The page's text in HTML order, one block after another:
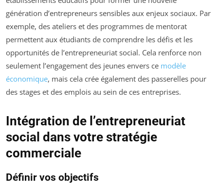
génération d’entrepreneurs sensibles aux enjeux sociaux. Par
exemple, des ateliers et des programmes de mentorat
permettent aux étudiants de comprendre les défis et les
opportunités de l’entrepreneuriat social. Cela renforce non
seulement l’engagement des jeunes envers ce modèle
économique, mais cela crée également des passerelles pour
des stages et des emplois au sein de ces entreprises.
Intégration de l’entrepreneuriat
social dans votre stratégie
commerciale
Définir vos objectifs